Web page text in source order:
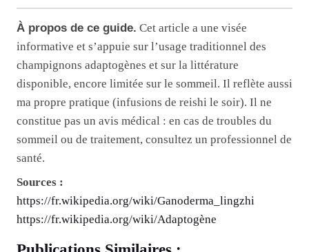
À propos de ce guide. Cet article a une visée
informative et s’appuie sur l’usage traditionnel des
champignons adaptogènes et sur la littérature
disponible, encore limitée sur le sommeil. Il reflète aussi
ma propre pratique (infusions de reishi le soir). Il ne
constitue pas un avis médical : en cas de troubles du
sommeil ou de traitement, consultez un professionnel de
santé.
Sources :
https://fr.wikipedia.org/wiki/Ganoderma_lingzhi
https://fr.wikipedia.org/wiki/Adaptogène